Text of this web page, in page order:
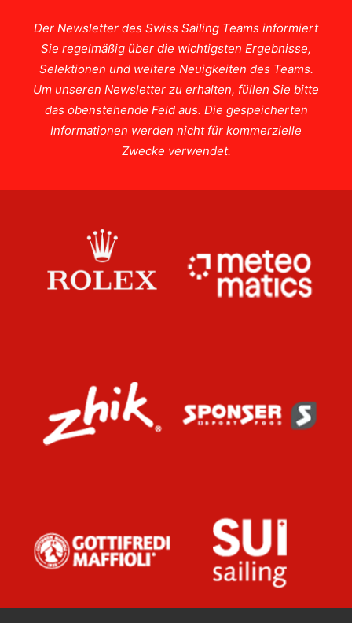
Der Newsletter des Swiss Sailing Teams informiert
Sie regelmäßig über die wichtigsten Ergebnisse,
Selektionen und weitere Neuigkeiten des Teams.
Um unseren Newsletter zu erhalten, füllen Sie bitte
das obenstehende Feld aus. Die gespeicherten
Informationen werden nicht für kommerzielle
Zwecke verwendet.